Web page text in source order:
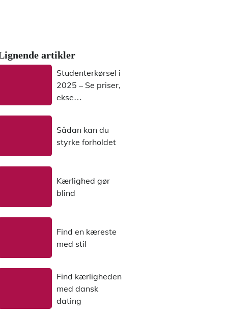
artikler
Studenterkørsel i
2025 – Se priser,
ekse…
Sådan kan du
styrke forholdet
Kærlighed gør
blind
Find en kæreste
med stil
Find kærligheden
med dansk
dating